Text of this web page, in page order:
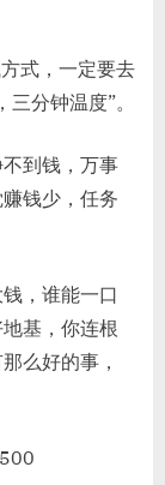
式，一定要去
分钟温度”。
到钱，万事
钱少，任务
，谁能一口
基，你连根
么好的事，